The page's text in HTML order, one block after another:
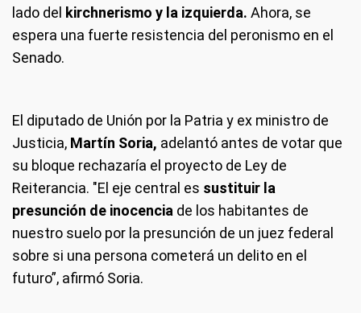
lado del kirchnerismo y la izquierda. Ahora, se
espera una fuerte resistencia del peronismo en el
Senado.
El diputado de Unión por la Patria y ex ministro de
Justicia, Martín Soria, adelantó antes de votar que
su bloque rechazaría el proyecto de Ley de
Reiterancia. "El eje central es sustituir la
presunción de inocencia de los habitantes de
nuestro suelo por la presunción de un juez federal
sobre si una persona cometerá un delito en el
futuro”, afirmó Soria.